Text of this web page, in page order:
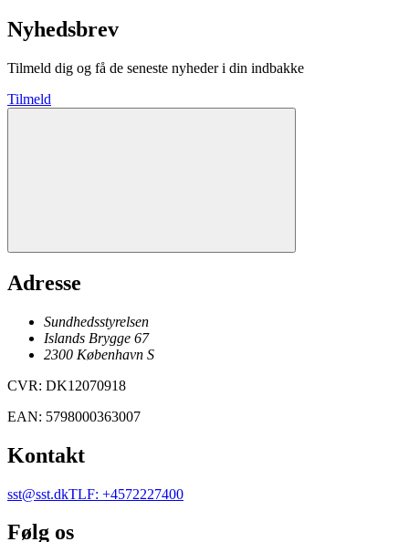
Nyhedsbrev
Tilmeld dig og få de seneste nyheder i din indbakke
Tilmeld
Adresse
Sundhedsstyrelsen
Islands Brygge 67
2300 København S
CVR: DK12070918
EAN: 5798000363007
Kontakt
sst@sst.dkTLF: +4572227400
Følg os